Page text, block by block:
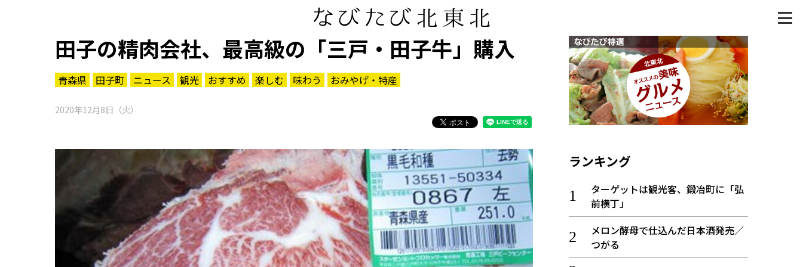
田子の精肉会社、最高級の「三戸・田子牛」購入
青森県 田子町 ニュース 観光 おすすめ 楽しむ 味わう おみやげ・特産
2020年12月8日（火）
ランキング
ターゲットは観光客、鍛冶町に「弘
前横丁」
メロン酵母で仕込んだ日本酒発売／
つがる